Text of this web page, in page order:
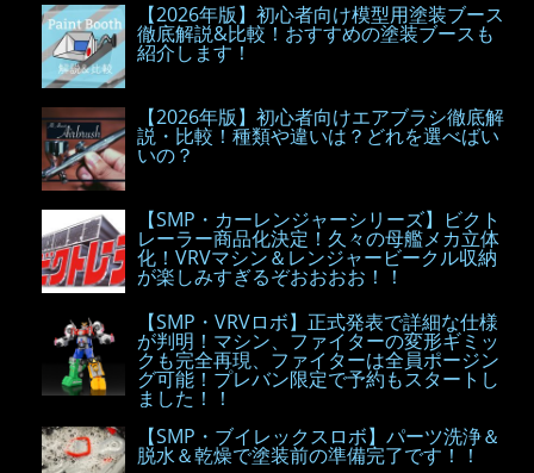
【2026年版】初心者向け模型用塗装ブース
徹底解説&比較！おすすめの塗装ブースも
紹介します！
【2026年版】初心者向けエアブラシ徹底解
説・比較！種類や違いは？どれを選べばい
いの？
【SMP・カーレンジャーシリーズ】ビクト
レーラー商品化決定！久々の母艦メカ立体
化！VRVマシン＆レンジャービークル収納
が楽しみすぎるぞおおおお！！
【SMP・VRVロボ】正式発表で詳細な仕様
が判明！マシン、ファイターの変形ギミッ
クも完全再現、ファイターは全員ポージン
グ可能！プレバン限定で予約もスタートし
ました！！
【SMP・ブイレックスロボ】パーツ洗浄＆
脱水＆乾燥で塗装前の準備完了です！！